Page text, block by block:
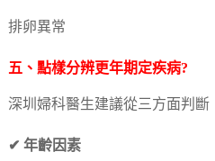
排卵異常
五、點樣分辨更年期定疾病?
深圳婦科醫生建議從三方面判斷
✔ 年齡因素